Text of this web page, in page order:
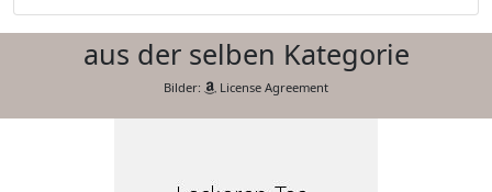
aus der selben Kategorie
Bilder: License Agreement